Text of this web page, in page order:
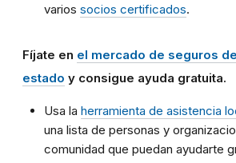
varios socios certificados.
Fíjate en el mercado de seguros
estado y consigue ayuda gratuita.
Usa la herramienta de asistencia
una lista de personas y
comunidad que puedan ayudarte